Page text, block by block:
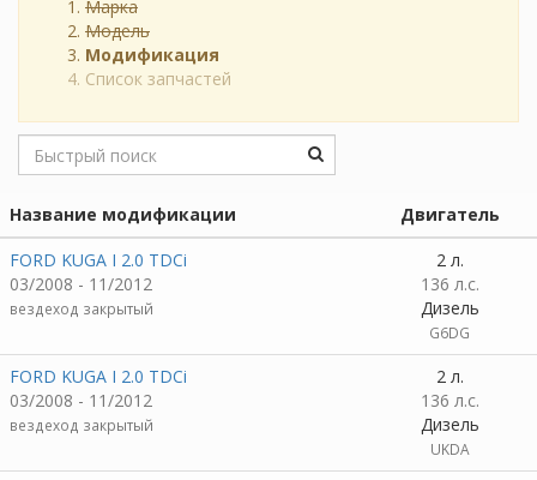
Марка
Модель
Модификация
Список запчастей
Название модификации
Двигатель
FORD KUGA I 2.0 TDCi
03/2008 - 11/2012
вездеход закрытый
2 л.
136 л.с.
Дизель
G6DG
FORD KUGA I 2.0 TDCi
03/2008 - 11/2012
вездеход закрытый
2 л.
136 л.с.
Дизель
UKDA